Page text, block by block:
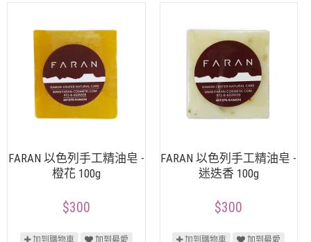
FARAN 以色列手工精油皂 -
橙花 100g
$300
加到購物車 加到最愛
FARAN 以色列手工精油皂 -
迷迭香 100g
$300
加到購物車 加到最愛